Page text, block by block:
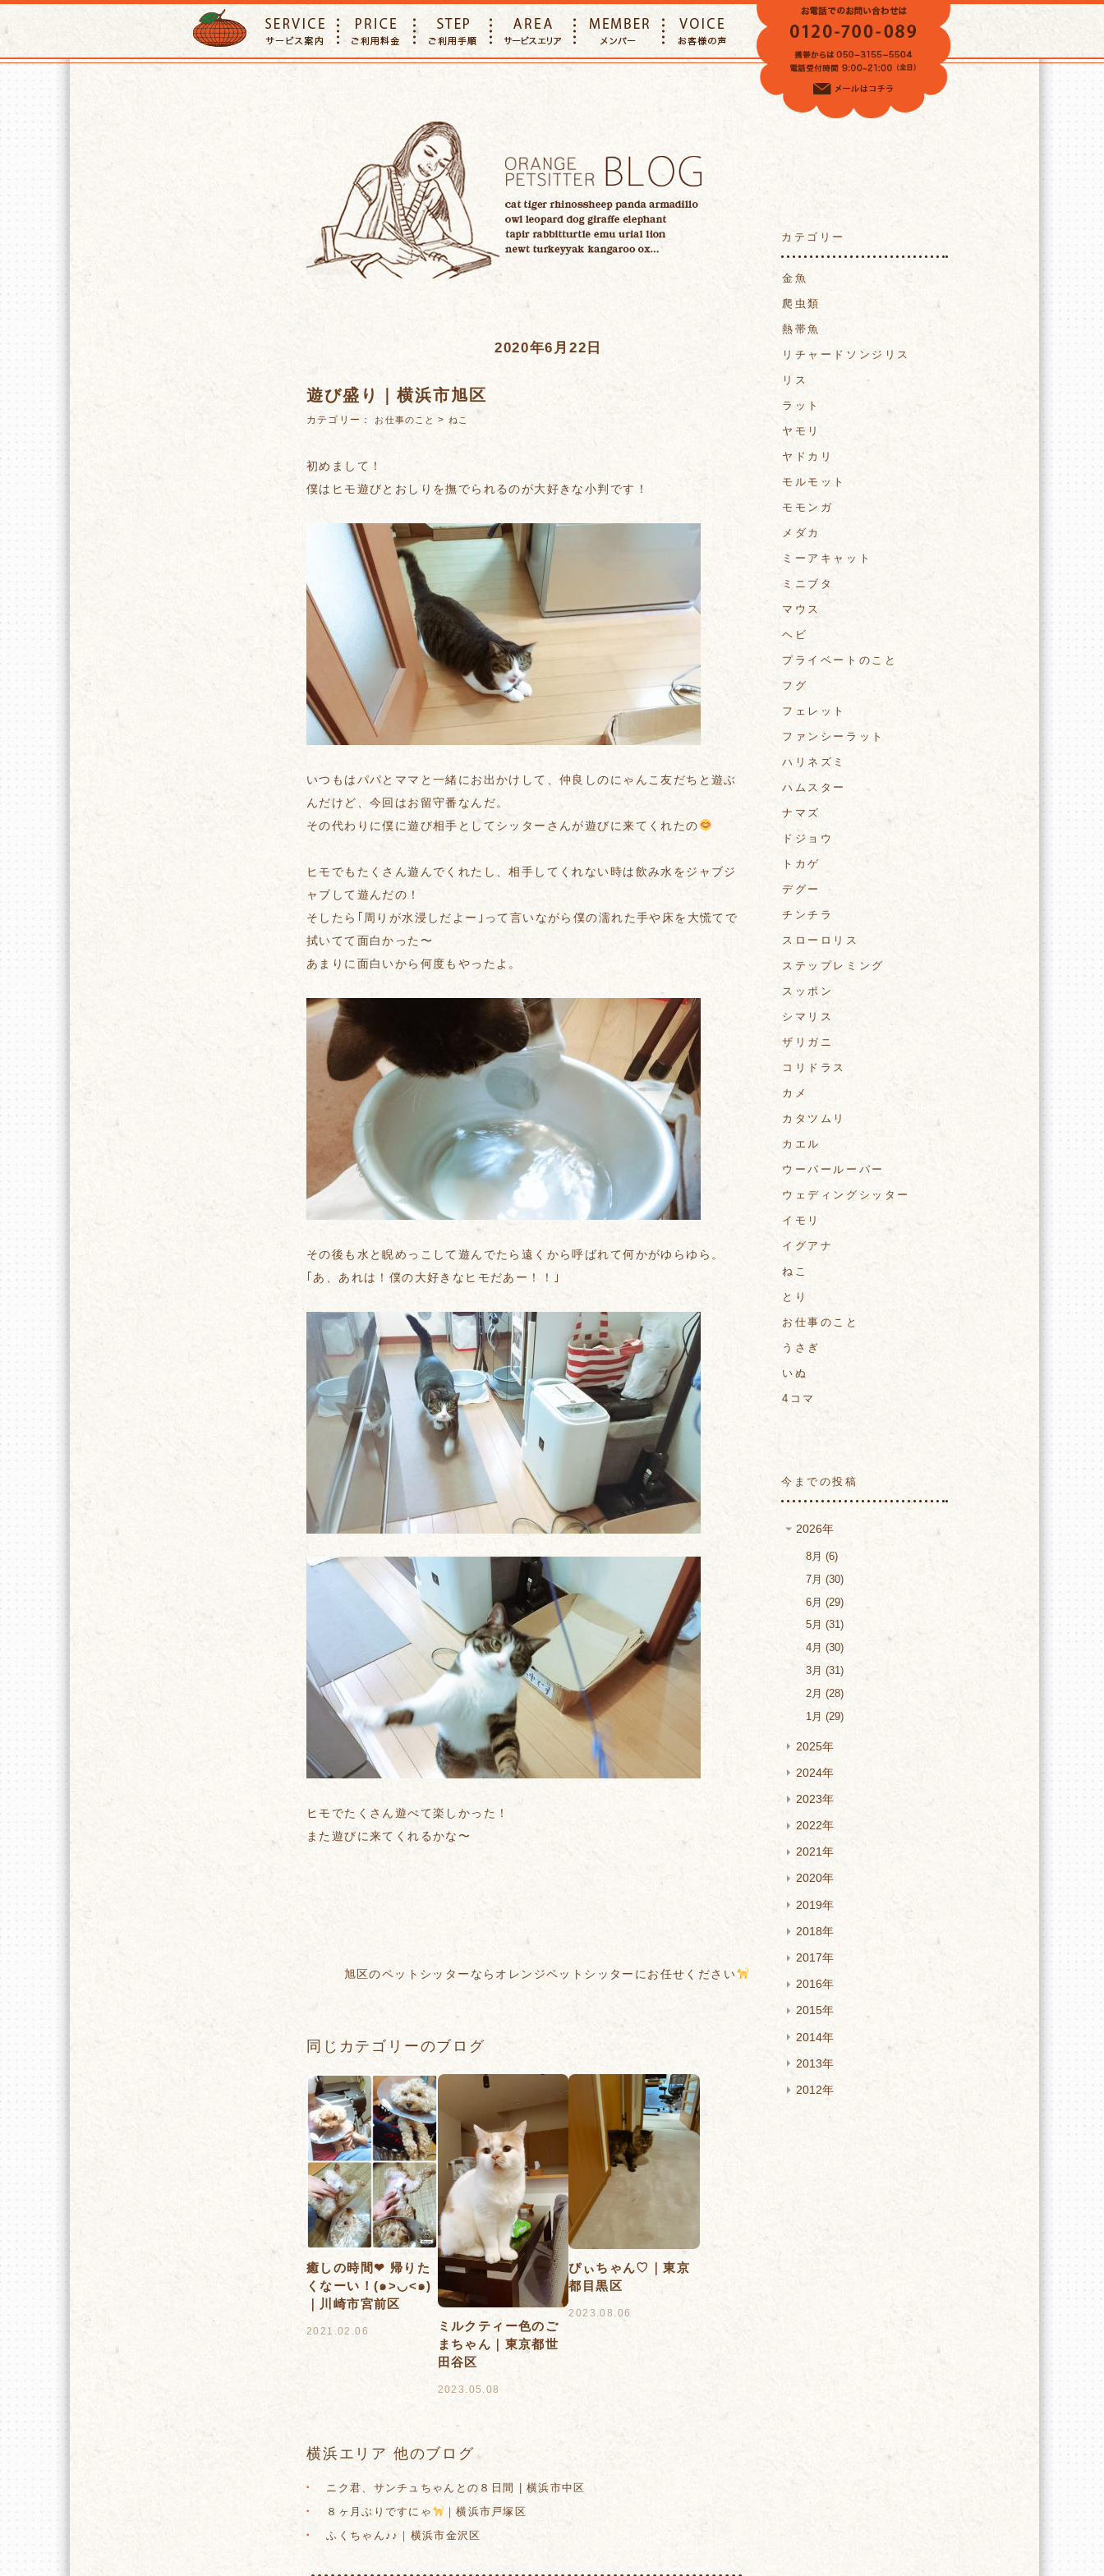
VOICE
2020年6月22日
遊び盛り｜横浜市旭区
カテゴリー： お仕事のこと > ねこ
初めまして！
僕はヒモ遊びとおしりを撫でられるのが大好きな小判です！
いつもはパパとママと一緒にお出かけして、仲良しのにゃんこ友だちと遊ぶ
んだけど、今回はお留守番なんだ。
その代わりに僕に遊び相手としてシッターさんが遊びに来てくれたの
ヒモでもたくさん遊んでくれたし、相手してくれない時は飲み水をジャブジ
ャブして遊んだの！
そしたら｢周りが水浸しだよー｣って言いながら僕の濡れた手や床を大慌てで
拭いてて面白かった〜
あまりに面白いから何度もやったよ。
その後も水と睨めっこして遊んでたら遠くから呼ばれて何かがゆらゆら。
｢あ、あれは！僕の大好きなヒモだあー！！｣
ヒモでたくさん遊べて楽しかった！
また遊びに来てくれるかな〜
旭区のペットシッターならオレンジペットシッターにお任せください
同じカテゴリーのブログ
癒しの時間❤︎ 帰りた
くなーい！(๑>◡<๑)
｜川崎市宮前区
2021.02.06
ミルクティー色のご
まちゃん｜東京都世
田谷区
2023.05.08
ぴぃちゃん♡｜東京
都目黒区
2023.08.06
横浜エリア 他のブログ
ニク君、サンチュちゃんとの８日間 | 横浜市中区
８ヶ月ぶりですにゃ
｜横浜市戸塚区
ふくちゃん♪♪｜横浜市金沢区
カテゴリー
金魚
爬虫類
熱帯魚
リチャードソンジリス
リス
ラット
ヤモリ
ヤドカリ
モルモット
モモンガ
メダカ
ミーアキャット
ミニブタ
マウス
ヘビ
プライベートのこと
フグ
フェレット
ファンシーラット
ハリネズミ
ハムスター
ナマズ
ドジョウ
トカゲ
デグー
チンチラ
スローロリス
ステップレミング
スッポン
シマリス
ザリガニ
コリドラス
カメ
カタツムリ
カエル
ウーパールーパー
ウェディングシッター
イモリ
イグアナ
ねこ
とり
お仕事のこと
うさぎ
いぬ
4コマ
今までの投稿
2026年
8月
6
7月
30
6月
29
5月
31
4月
30
3月
31
2月
28
1月
29
2025年
2024年
2023年
2022年
2021年
2020年
2019年
2018年
2017年
2016年
2015年
2014年
2013年
2012年